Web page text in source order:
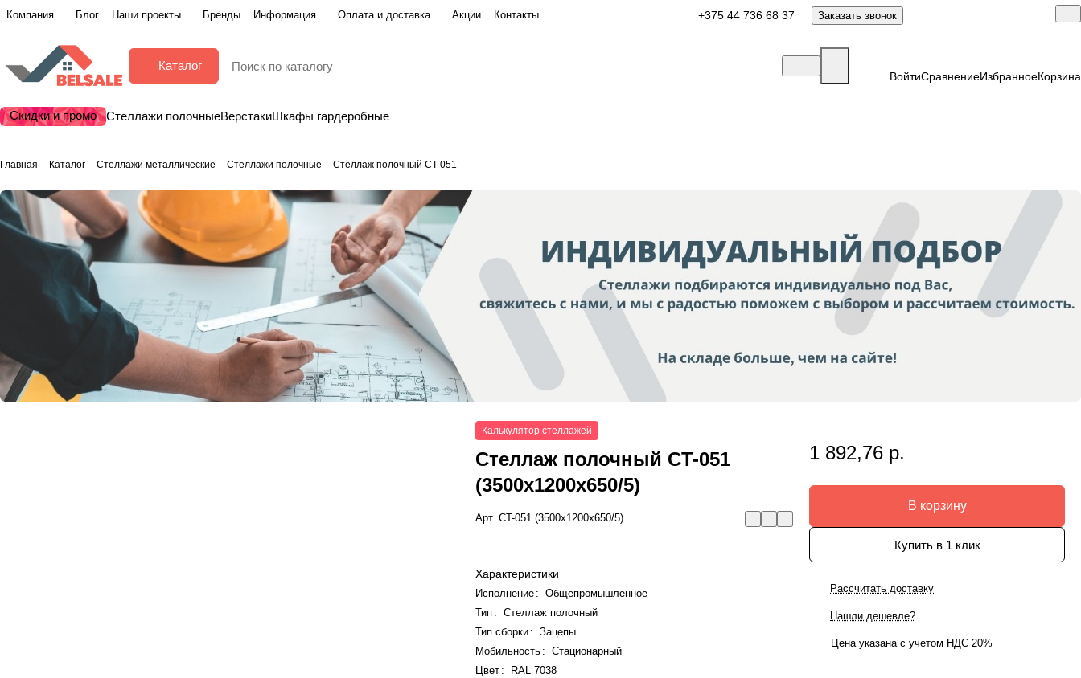
Компания Блог Наши проекты Бренды Информация Оплата и доставка Акции Контакты +375 44 736 68 37 Заказать звонок
Каталог
ВойтиСравнениеИзбранноеКорзина
Скидки и промо Стеллажи полочныеВерстакиШкафы гардеробные
Главная Каталог Стеллажи металлические Стеллажи полочные Стеллаж полочный СT-051
Калькулятор стеллажей
Стеллаж полочный СT-051
(3500x1200x650/5)
Арт.СT-051 (3500x1200x650/5)
Характеристики
Исполнение :
Общепромышленное
Тип :
Стеллаж полочный
Тип сборки:
Зацепы
Мобильность :
Стационарный
Цвет :
RAL 7038
1 892,76 р.
В корзину
Купить в 1 клик
Рассчитать доставку
Нашли дешевле?
Цена указана с учетом НДС 20%